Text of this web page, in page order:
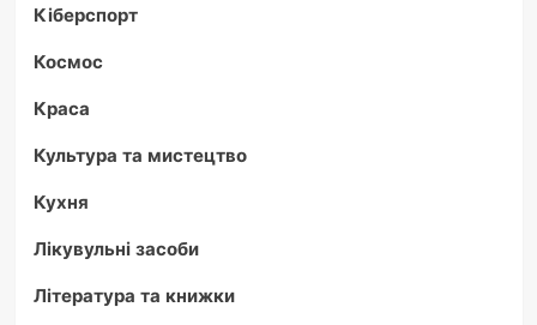
Кіберспорт
Космос
Краса
Культура та мистецтво
Кухня
Лікувульні засоби
Література та книжки